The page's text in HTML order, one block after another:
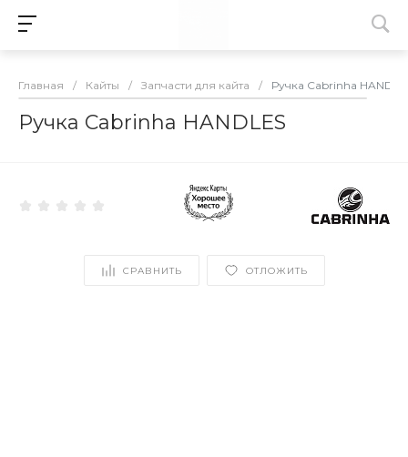
Главная / Кайты / Запчасти для кайта / Ручка Cabrinha
Ручка Cabrinha HANDLES
СРАВНИТЬ ОТЛОЖИТЬ